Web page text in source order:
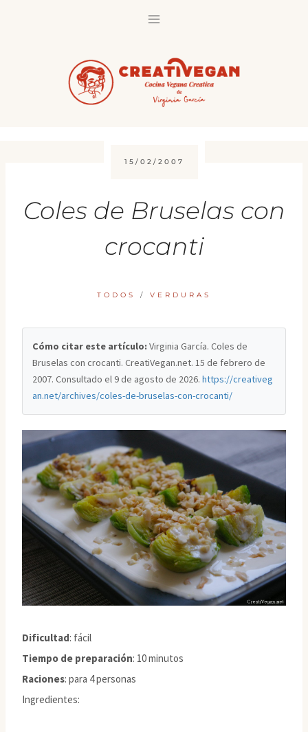
15/02/2007
Coles de Bruselas con
crocanti
TODOS / VERDURAS
Cómo citar este artículo: Virginia García. Coles de
Bruselas con crocanti. CreatiVegan.net. 15 de febrero de
2007. Consultado el9 de agosto de 2026.https://creativeg
an.net/archives/coles-de-bruselas-con-crocanti/
Dificultad: fácil
Tiempo de preparación: 10 minutos
Raciones: para 4 personas
Ingredientes: